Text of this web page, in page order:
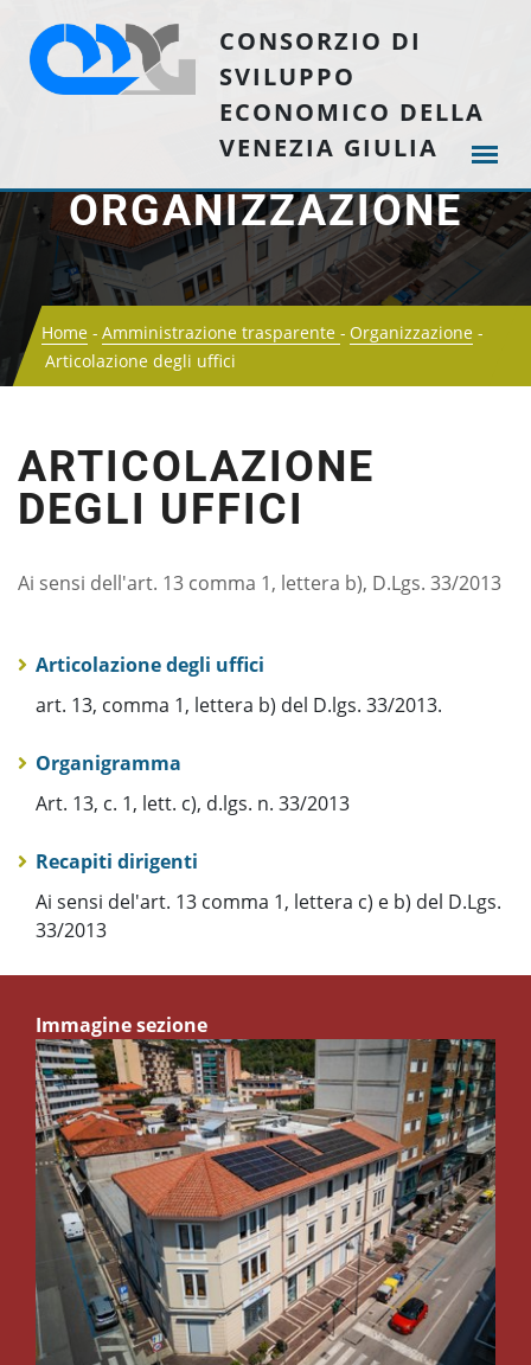
CONSORZIO DI
SVILUPPO
ECONOMICO DELLA
VENEZIA GIULIA
ORGANIZZAZIONE
Home Amministrazione trasparente
Organizzazione
Articolazione degli uffici
ARTICOLAZIONE
DEGLI UFFICI
Ai sensi dell'art. 13 comma 1, lettera b), D.Lgs. 33/2013
Articolazione degli uffici
art. 13, comma 1, lettera b) del D.lgs. 33/2013.
Organigramma
Art. 13, c. 1, lett. c), d.lgs. n. 33/2013
Recapiti dirigenti
Ai sensi del'art. 13 comma 1, lettera c) e b) del D.Lgs.
33/2013
Immagine sezione